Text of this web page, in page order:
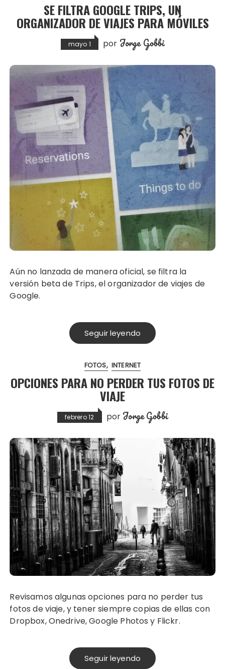
SE FILTRA GOOGLE TRIPS, UN
ORGANIZADOR DE VIAJES PARA MÓVILES
mayo 1 por Jorge Gobbi
Aún no lanzada de manera oficial, se filtra la
versión beta de Trips, el organizador de viajes de
Google.
Seguir leyendo
FOTOS INTERNET
OPCIONES PARA NO PERDER TUS FOTOS DE
VIAJE
febrero 12 por Jorge Gobbi
Revisamos algunas opciones para no perder tus
fotos de viaje, y tener siempre copias de ellas con
Dropbox, Onedrive, Google Photos y Flickr.
Seguir leyendo